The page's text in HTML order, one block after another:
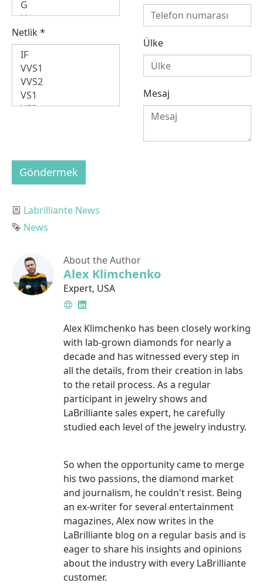
Netlik*
Ülke
Mesaj
Göndermek
Category
Labrilliante News
Tag
News
About the Author
Alex Klimchenko
Expert, USA
WebsiteLinkedIn
Alex Klimchenko has been closely working
with lab-grown diamonds for nearly a
decade and has witnessed every step in
all the details, from their creation in labs
to the retail process. As a regular
participant in jewelry shows and
LaBrilliante sales expert, he carefully
studied each level of the jewelry industry.
So when the opportunity came to merge
his two passions, the diamond market
and journalism, he couldn't resist. Being
an ex-writer for several entertainment
magazines, Alex now writes in the
LaBrilliante blog on a regular basis and is
eager to share his insights and opinions
about the industry with every LaBrilliante
customer.